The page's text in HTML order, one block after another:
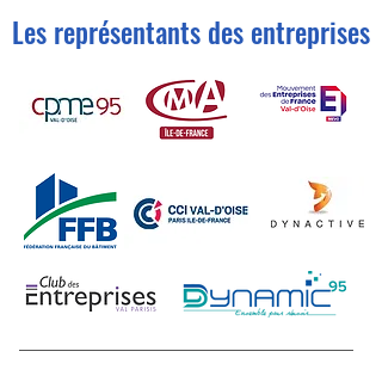
Les représentants des entreprises